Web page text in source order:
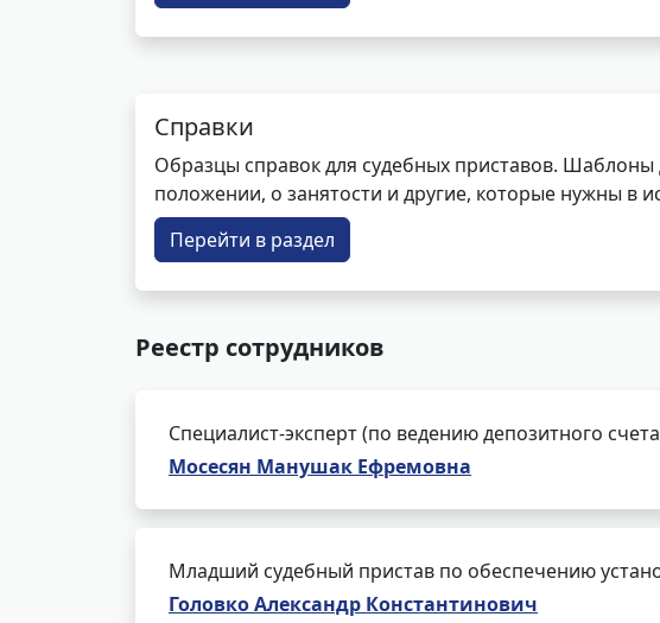
Справки
Образцы справок для судебных приставов.
положении, о занятости и другие, которые нужны в
Перейти в раздел
Реестр сотрудников
Специалист-эксперт (по ведению депозитного
Мосесян Манушак Ефремовна
Младший судебный пристав по обеспечению
Головко Александр Константинович